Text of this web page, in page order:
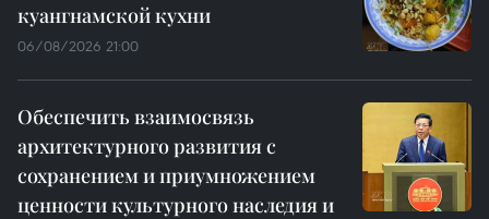
куангнамской кухни
06/08/2026 21:00
Обеспечить взаимосвязь
архитектурного развития с
сохранением и приумножением
ценности культурного наследия и